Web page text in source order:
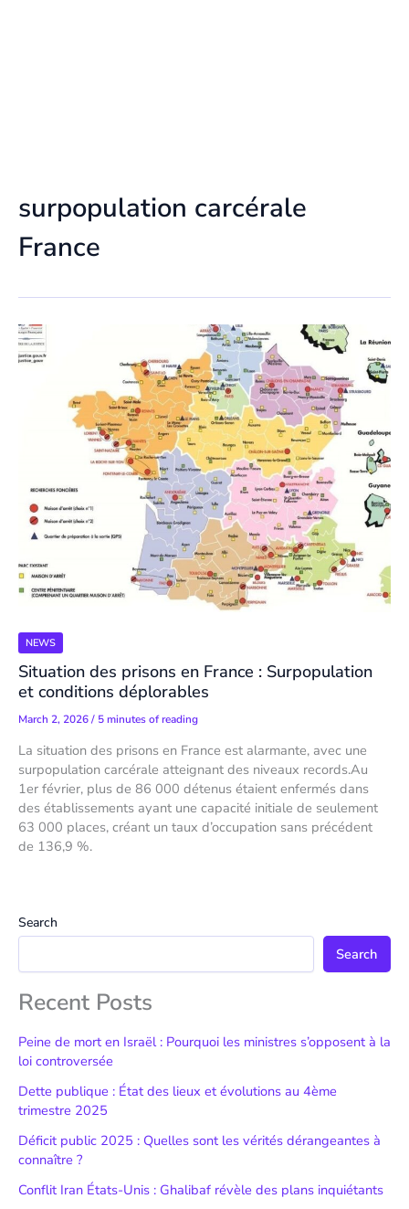
surpopulation carcérale
France
NEWS
Situation des prisons en France : Surpopulation
et conditions déplorables
March 2, 2026/ 5 minutes of reading
La situation des prisons en France est alarmante, avec une
surpopulation carcérale atteignant des niveaux records.Au
1er février, plus de 86 000 détenus étaient enfermés dans
des établissements ayant une capacité initiale de seulement
63 000 places, créant un taux d’occupation sans précédent
de 136,9 %.
Search
Search
Recent Posts
Peine de mort en Israël : Pourquoi les ministres s’opposent à la
loi controversée
Dette publique : État des lieux et évolutions au 4ème
trimestre 2025
Déficit public 2025 : Quelles sont les vérités dérangeantes à
connaître ?
Conflit Iran États-Unis : Ghalibaf révèle des plans inquiétants